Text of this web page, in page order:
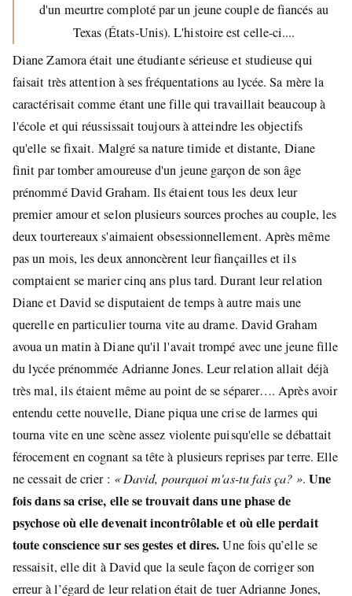
d'un meurtre comploté par un jeune couple de fiancés au
Texas (États-Unis). L'histoire est celle-ci....
Diane Zamora était une étudiante sérieuse et studieuse qui
faisait très attention à ses fréquentations au lycée. Sa mère la
caractérisait comme étant une fille qui travaillait beaucoup à
l'école et qui réussissait toujours à atteindre les objectifs
qu'elle se fixait. Malgré sa nature timide et distante, Diane
finit par tomber amoureuse d'un jeune garçon de son âge
prénommé David Graham. Ils étaient tous les deux leur
premier amour et selon plusieurs sources proches au couple, les
deux tourtereaux s'aimaient obsessionnellement. Après même
pas un mois, les deux annoncèrent leur fiançailles et ils
comptaient se marier cinq ans plus tard. Durant leur relation
Diane et David se disputaient de temps à autre mais une
querelle en particulier tourna vite au drame. David Graham
avoua un matin à Diane qu'il l'avait trompé avec une jeune fille
du lycée prénommée Adrianne Jones. Leur relation allait déjà
très mal, ils étaient même au point de se séparer…. Après avoir
entendu cette nouvelle, Diane piqua une crise de larmes qui
tourna vite en une scène assez violente puisqu'elle se débattait
férocement en cognant sa tête à plusieurs reprises par terre. Elle
ne cessait de crier : « David, pourquoi m'as-tu fais ça? ». Une
fois dans sa crise, elle se trouvait dans une phase de
psychose où elle devenait incontrôlable et où elle perdait
toute conscience sur ses gestes et dires.Une fois qu’elle se
ressaisit, elle dit à David que la seule façon de corriger son
erreur à l’égard de leur relation était de tuer Adrianne Jones,